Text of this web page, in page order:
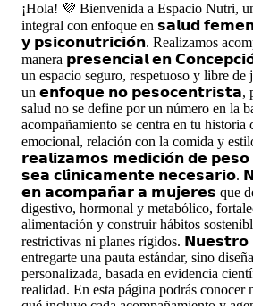
¡Hola! 💜 Bienvenida a Espacio Nutri,
integral con enfoque en 𝘀𝗮𝗹𝘂𝗱
𝘆 𝗽𝘀𝗶𝗰𝗼𝗻𝘂𝘁𝗿𝗶𝗰𝗶𝗼́𝗻. Realizamos
manera 𝗽𝗿𝗲𝘀𝗲𝗻𝗰𝗶𝗮𝗹 𝗲𝗻
un espacio seguro, respetuoso y libre de
un 𝗲𝗻𝗳𝗼𝗾𝘂𝗲 𝗻𝗼 𝗽𝗲𝘀𝗼𝗰𝗲𝗻𝘁𝗿𝗶𝘀𝘁𝗮,
salud no se define por un número en la
acompañamiento se centra en tu
emocional, relación con la comida y
𝗿𝗲𝗮𝗹𝗶𝘇𝗮𝗺𝗼𝘀 𝗺𝗲𝗱𝗶𝗰𝗶𝗼́𝗻 𝗱𝗲 𝗽𝗲𝘀𝗼
𝘀𝗲𝗮 𝗰𝗹𝗶́𝗻𝗶𝗰𝗮𝗺𝗲𝗻𝘁𝗲 𝗻𝗲𝗰𝗲𝘀𝗮𝗿𝗶𝗼.
𝗲𝗻 𝗮𝗰𝗼𝗺𝗽𝗮𝗻̃𝗮𝗿 𝗮 𝗺𝘂𝗷𝗲𝗿𝗲𝘀 que
digestivo, hormonal y metabólico,
alimentación y construir hábitos
restrictivas ni planes rígidos.
entregarte una pauta estándar, sino
personalizada, basada en evidencia
realidad. En esta página podrás conocer